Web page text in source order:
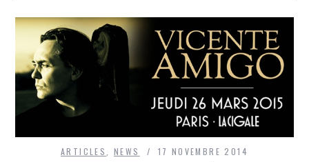
ARTICLES ,NEWS 17 NOVEMBRE 2014